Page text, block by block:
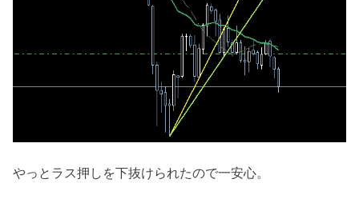
やっとラス押しを下抜けられたので一安心。